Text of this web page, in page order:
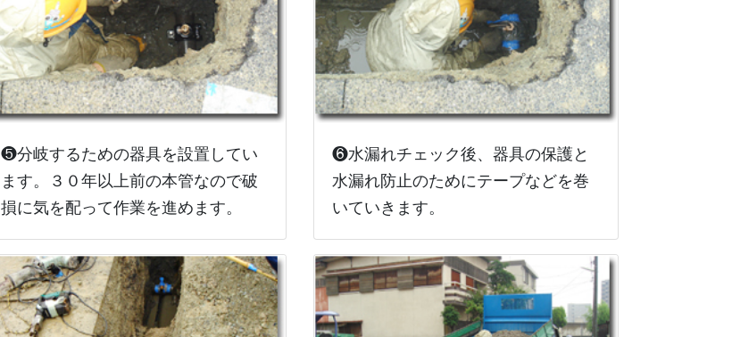
❺分岐するための器具を設置してい
ます。３０年以上前の本管なので破
損に気を配って作業を進めます。
❻水漏れチェック後、器具の保護と
水漏れ防止のためにテープなどを巻
いていきます。